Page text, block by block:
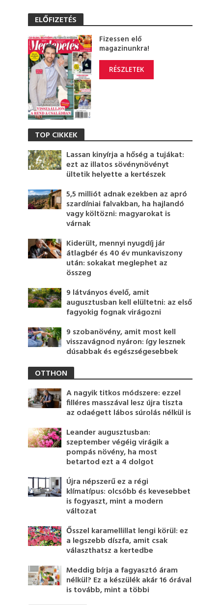
ELŐFIZETÉS
Fizessen elő
magazinunkra!
RÉSZLETEK
TOP CIKKEK
Lassan kinyírja a hőség a tujákat:
ezt az illatos sövénynövényt
ültetik helyette a kertészek
5,5 milliót adnak ezekben az apró
szardíniai falvakban, ha hajlandó
vagy költözni: magyarokat is
várnak
Kiderült, mennyi nyugdíj jár
átlagbér és 40 év munkaviszony
után: sokakat meglephet az
összeg
9 látványos évelő, amit
augusztusban kell elültetni: az első
fagyokig fognak virágozni
9 szobanövény, amit most kell
visszavágnod nyáron: így lesznek
dúsabbak és egészségesebbek
OTTHON
A nagyik titkos módszere: ezzel
filléres masszával lesz újra tiszta
az odaégett lábos súrolás nélkül is
Leander augusztusban:
szeptember végéig virágik a
pompás növény, ha most
betartod ezt a 4 dolgot
Újra népszerű ez a régi
klímatípus: olcsóbb és kevesebbet
is fogyaszt, mint a modern
változat
Ősszel karamellillat lengi körül: ez
a legszebb díszfa, amit csak
választhatsz a kertedbe
Meddig bírja a fagyasztó áram
nélkül? Ez a készülék akár 16 órával
is tovább, mint a többi